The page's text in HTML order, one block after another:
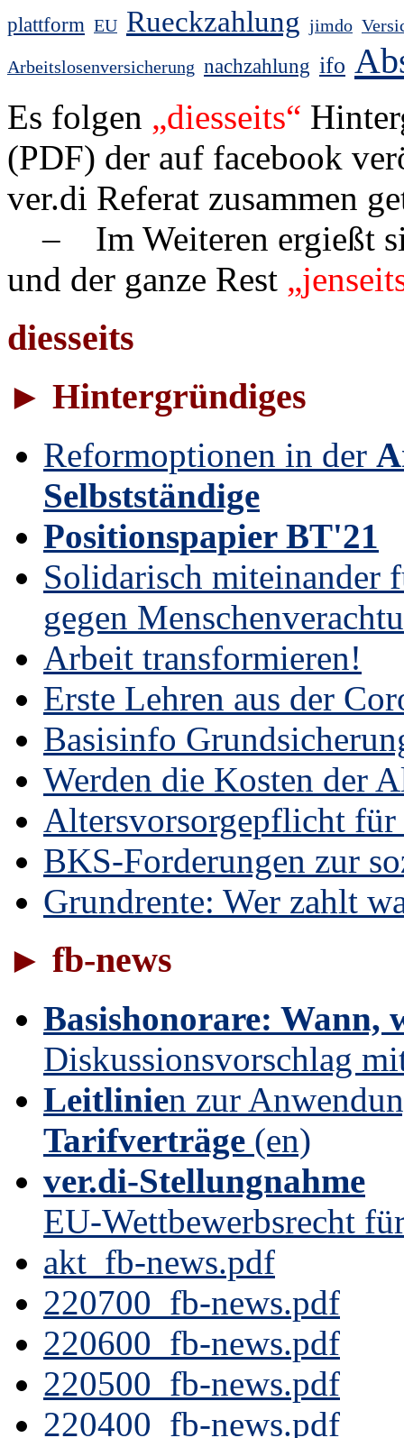
plattform EU Rueckzahlung jimdo
Arbeitslosenversicherung nachzahlung ifo
Es folgen „dies­seits“
(PDF) der auf face­book
ver.di Referat zusammen
– Im Weiteren ergießt
und der ganze Rest
diesseits
► Hintergründiges
Reformoptionen in der
Selbstständige
Positionspapier BT'21
Solidarisch miteinander
gegen
Arbeit transformieren!
Erste Lehren aus der
Basisinfo
Werden die Kosten der
Altersvorsorgepflicht für
BKS-Forderungen zur
Grundrente: Wer zahlt
► fb-news
Basishonorare: Wann,
Diskussionsvorschlag
Leitlinien zur
Tarifverträge (en)
ver.di-Stellungnahme
EU-Wettbewerbsrecht
akt_fb-news.pdf
220700_fb-news.pdf
220600_fb-news.pdf
220500_fb-news.pdf
220400_fb-news.pdf